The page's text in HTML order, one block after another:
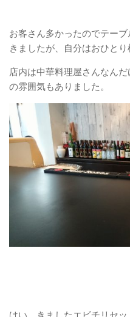
お客さん多かったのでテー
きましたが、自分はおひとり
店内は中華料理屋さんなん
の雰囲気もありました。